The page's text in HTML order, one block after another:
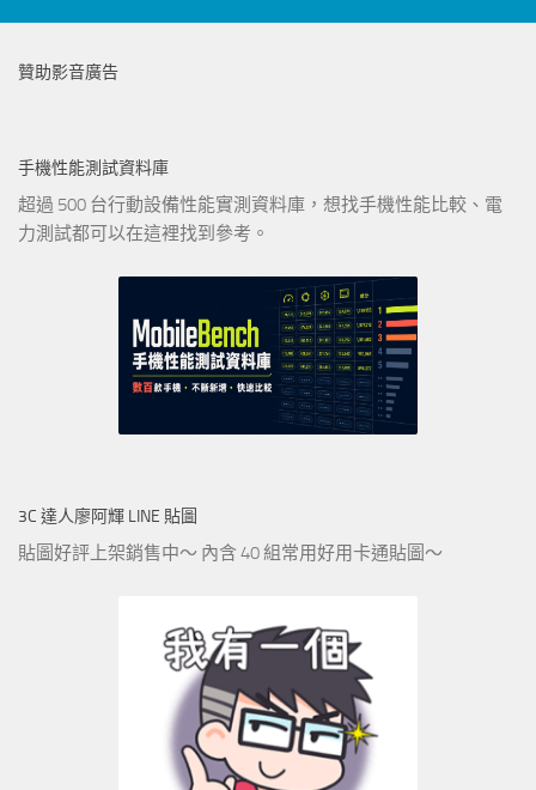
贊助影音廣告
手機性能測試資料庫
超過 500 台行動設備性能實測資料庫，想找手機性能比較、電
力測試都可以在這裡找到參考。
3C 達人廖阿輝 LINE 貼圖
貼圖好評上架銷售中～ 內含 40 組常用好用卡通貼圖～